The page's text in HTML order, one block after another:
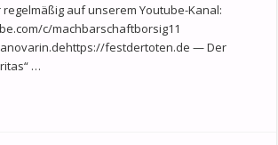
auf unserem Youtube-Kanal:
c/machbarschaftborsig11
festdertoten.de — Der
…